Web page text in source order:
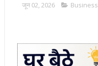
जून 02, 2026 Business